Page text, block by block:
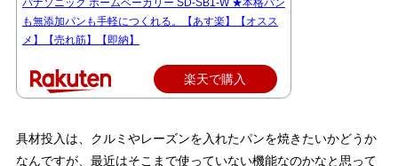
も無添加パンも手軽につくれる。【あす楽】【オスス
メ】【売れ筋】【即納】
楽天で購入
具材投入は、クルミやレーズンを入れたパンを焼きたいかどうか
なんですが、最近はそこまで使っていない機能なのかなと思って